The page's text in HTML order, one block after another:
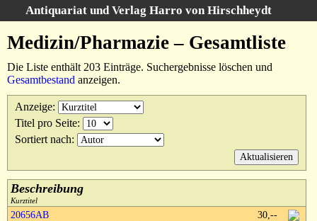
Antiquariat und Verlag Harro von Hirschheydt
Unsere Bücher
Suche
Gebiete
Suchergebnisse
Warenkorb
Kataloge
Über uns
Medizin/Pharmazie – Gesamtliste
Die Liste enthält 203 Einträge. Suchergebnisse löschen und
Gesamtbestand anzeigen.
Anzeige:
Titel pro Seite:
Sortiert nach:
Beschreibung
Kurztitel
20656AB
30,--